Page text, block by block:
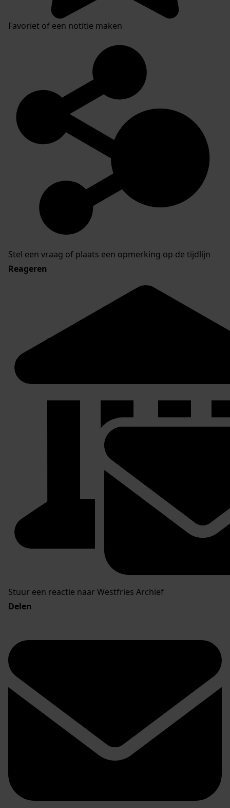
Favoriet of een notitie maken
Stel een vraag of plaats een opmerking op de tijdlijn
Reageren
Stuur een reactie naar Westfries Archief
Delen